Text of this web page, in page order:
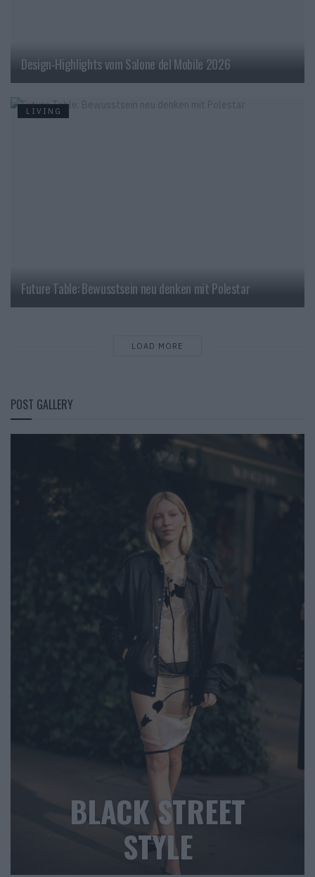
Design-Highlights vom Salone del Mobile 2026
LIVING
Future Table: Bewusstsein neu denken mit Polestar
LOAD MORE
POST GALLERY
BLACK STREET
STYLE